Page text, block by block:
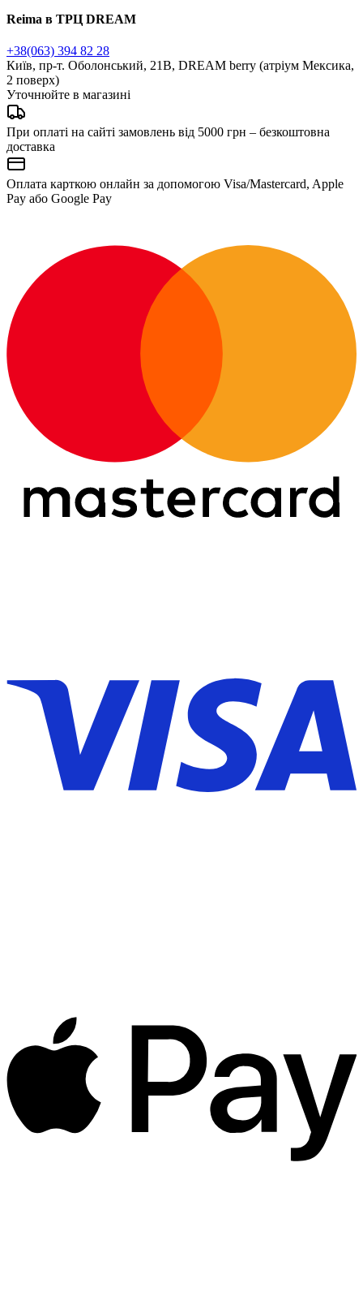
Reima в ТРЦ DREAM
+38(063) 394 82 28
Київ, пр-т. Оболонський, 21В, DREAM berry (атріум Мексика,
2 поверх)
Уточнюйте в магазині
При оплаті на сайті замовлень від 5000 грн – безкоштовна
доставка
Оплата карткою онлайн за допомогою Visa/Mastercard, Apple
Pay або Google Pay